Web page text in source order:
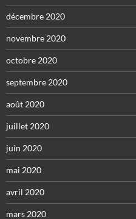
décembre 2020
novembre 2020
octobre 2020
septembre 2020
août 2020
juillet 2020
juin 2020
mai 2020
avril 2020
mars 2020